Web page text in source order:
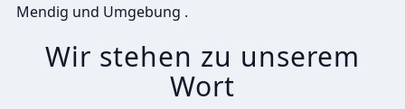
Mendig und Umgebung .
Wir stehen zu unserem
Wort